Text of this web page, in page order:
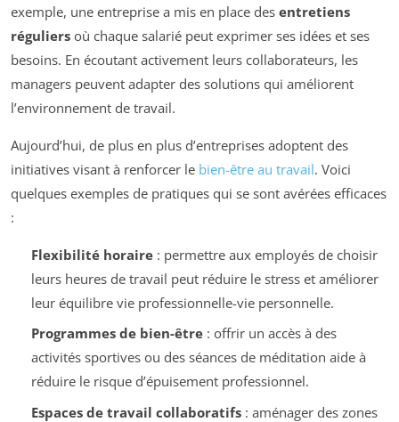
exemple, une entreprise a mis en place des entretiens
réguliers où chaque salarié peut exprimer ses idées et ses
besoins. En écoutant activement leurs collaborateurs, les
managers peuvent adapter des solutions qui améliorent
l’environnement de travail.
Aujourd’hui, de plus en plus d’entreprises adoptent des
initiatives visant à renforcer le bien-être au travail. Voici
quelques exemples de pratiques qui se sont avérées efficaces
:
Flexibilité horaire: permettre aux employés de choisir
leurs heures de travail peut réduire le stress et améliorer
leur équilibre vie professionnelle-vie personnelle.
Programmes de bien-être: offrir un accès à des
activités sportives ou des séances de méditation aide à
réduire le risque d’épuisement professionnel.
Espaces de travail collaboratifs: aménager des zones